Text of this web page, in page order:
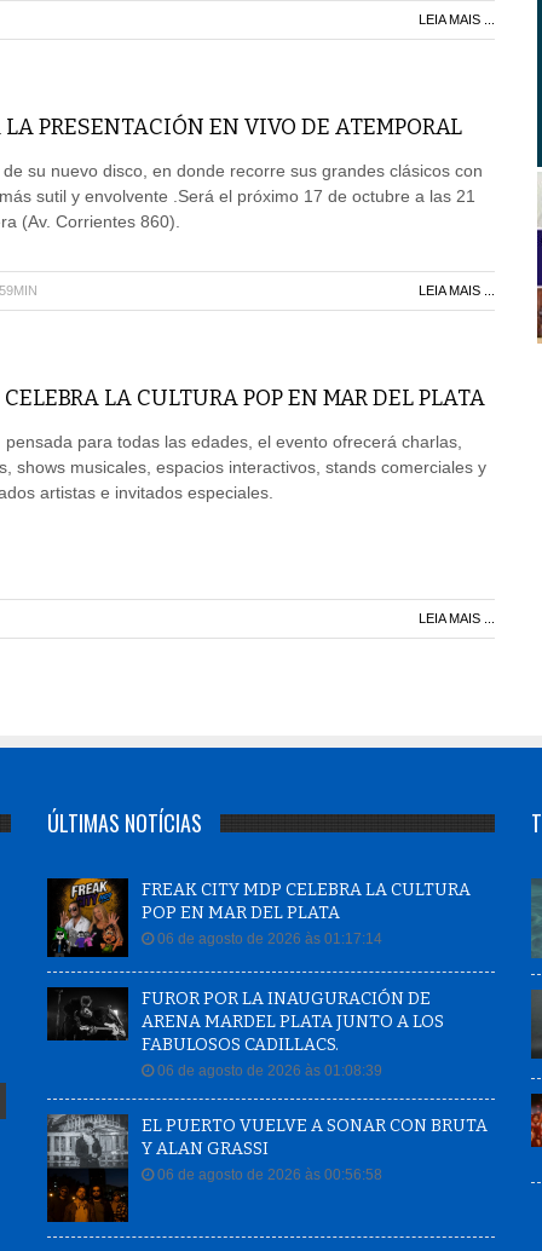
LEIA MAIS ...
PRESENTACIÓN EN VIVO DE ATEMPORAL
su nuevo disco, en donde recorre sus grandes clásicos con
sutil y envolvente .Será el próximo 17 de octubre a las 21
(Av. Corrientes 860).
LEIA MAIS ...
LA CULTURA POP EN MAR DEL PLATA
para todas las edades, el evento ofrecerá charlas,
shows musicales, espacios interactivos, stands comerciales y
artistas e invitados especiales.
LEIA MAIS ...
ÚLTIMAS NOTÍCIAS
FREAK CITY MDP CELEBRA LA CULTURA
POP EN MAR DEL PLATA
06 de agosto de 2026 às 01:17:14
FUROR POR LA INAUGURACIÓN DE
ARENA MARDEL PLATA JUNTO A LOS
FABULOSOS CADILLACS.
06 de agosto de 2026 às 01:08:39
EL PUERTO VUELVE A SONAR CON BRUTA
Y ALAN GRASSI
06 de agosto de 2026 às 00:56:58